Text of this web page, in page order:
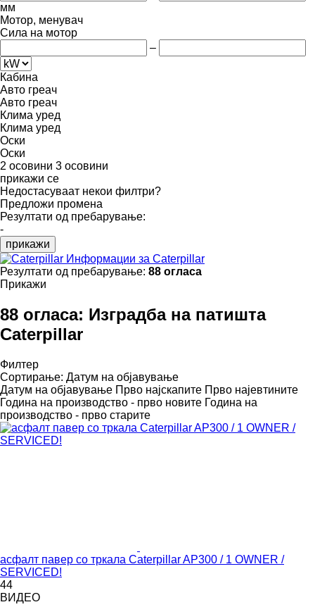
мм
Мотор, менувач
Сила на мотор
–
Кабина
Авто греач
Авто греач
Клима уред
Клима уред
Оски
Оски
2 осовини 3 осовини
прикажи се
Недостасуваат некои филтри?
Предложи промена
Резултати од пребарување:
-
прикажи
Информации за Caterpillar
Резултати од пребарување: 88 огласа
Прикажи
88 огласа: Изградба на патишта
Caterpillar
Филтер
Сортирање: Датум на објавување
Датум на објавување Прво најскапите Прво најевтините
Година на производство - прво новите Година на
производство - прво старите
асфалт павер со тркала Caterpillar AP300 / 1 OWNER /
SERVICED!
44
ВИДЕО